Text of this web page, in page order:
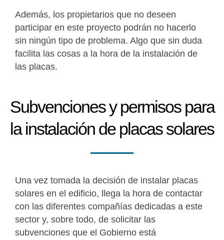
Además, los propietarios que no deseen
participar en este proyecto podrán no hacerlo
sin ningún tipo de problema. Algo que sin duda
facilita las cosas a la hora de la instalación de
las placas.
Subvenciones y permisos para
la instalación de placas solares
Una vez tomada la decisión de instalar placas
solares en el edificio, llega la hora de contactar
con las diferentes compañías dedicadas a este
sector y, sobre todo, de solicitar las
subvenciones que el Gobierno está